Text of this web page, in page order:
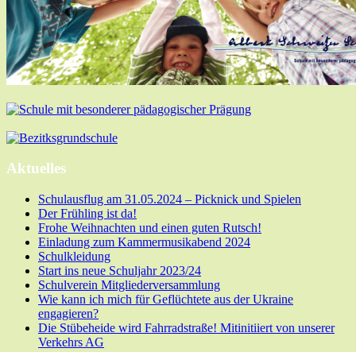
Aktuelles
Schulausflug am 31.05.2024 – Picknick und Spielen
Der Frühling ist da!
Frohe Weihnachten und einen guten Rutsch!
Einladung zum Kammermusikabend 2024
Schulkleidung
Start ins neue Schuljahr 2023/24
Schulverein Mitgliederversammlung
Wie kann ich mich für Geflüchtete aus der Ukraine
engagieren?
Die Stübeheide wird Fahrradstraße! Mitinitiiert von unserer
Verkehrs AG